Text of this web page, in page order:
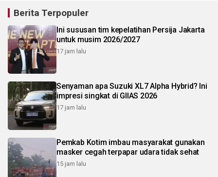
Berita Terpopuler
Ini sususan tim kepelatihan Persija Jakarta
untuk musim 2026/2027
17 jam lalu
Senyaman apa Suzuki XL7 Alpha Hybrid? Ini
impresi singkat di GIIAS 2026
17 jam lalu
Pemkab Kotim imbau masyarakat gunakan
masker cegah terpapar udara tidak sehat
15 jam lalu